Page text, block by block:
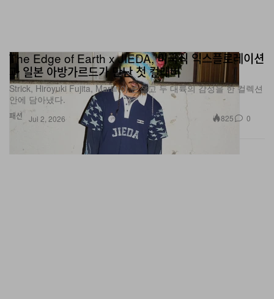
패션
The Edge of Earth x JIEDA, 미국식 익스플로레이션
과 일본 아방가르드가 만난 첫 컬래버
Strick, Hiroyuki Fujita, Martin이 손잡고 두 대륙의 감성을 한 컬렉션
안에 담아냈다.
Jul 2, 2026 825 0